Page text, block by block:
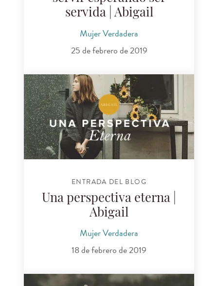
servida | Abigail
Mujer Verdadera
25 de febrero de 2019
ENTRADA DEL BLOG
Una perspectiva eterna |
Abigail
Mujer Verdadera
18 de febrero de 2019